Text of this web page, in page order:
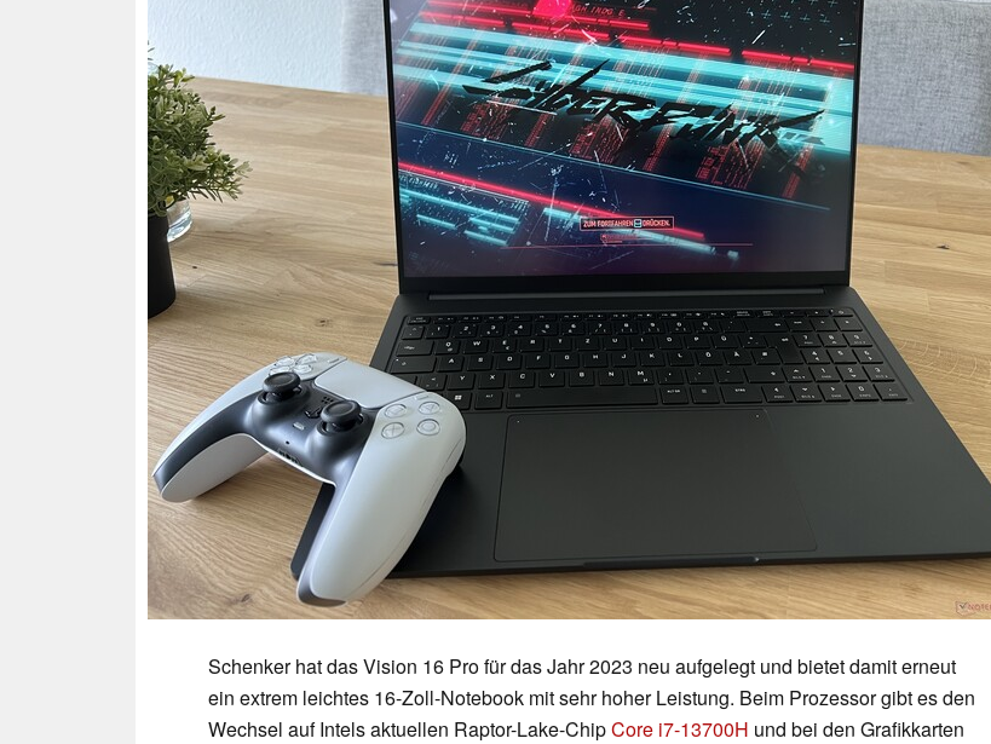
Schenker hat das Vision 16 Pro für das Jahr 2023 neu aufgelegt und bietet damit erneut
ein extrem leichtes 16-Zoll-Notebook mit sehr hoher Leistung. Beim Prozessor gibt es den
Wechsel auf Intels aktuellen Raptor-Lake-ChipCore i7-13700H und bei den Grafikkarten